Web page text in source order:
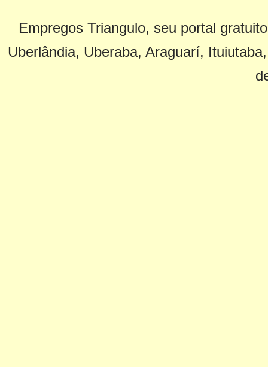
Empregos Triangulo, seu portal
Uberlândia, Uberaba, Araguarí,